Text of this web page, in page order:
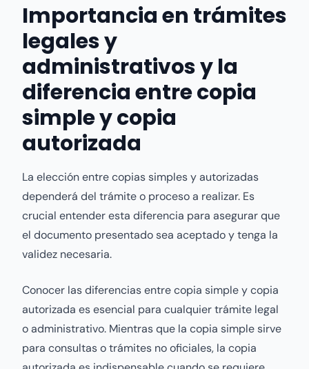
Importancia en trámites
legales y
administrativos y la
diferencia entre copia
simple y copia
autorizada
La elección entre copias simples y autorizadas
dependerá del trámite o proceso a realizar. Es
crucial entender esta diferencia para asegurar que
el documento presentado sea aceptado y tenga la
validez necesaria.
Conocer las diferencias entre copia simple y copia
autorizada es esencial para cualquier trámite legal
o administrativo. Mientras que la copia simple sirve
para consultas o trámites no oficiales, la copia